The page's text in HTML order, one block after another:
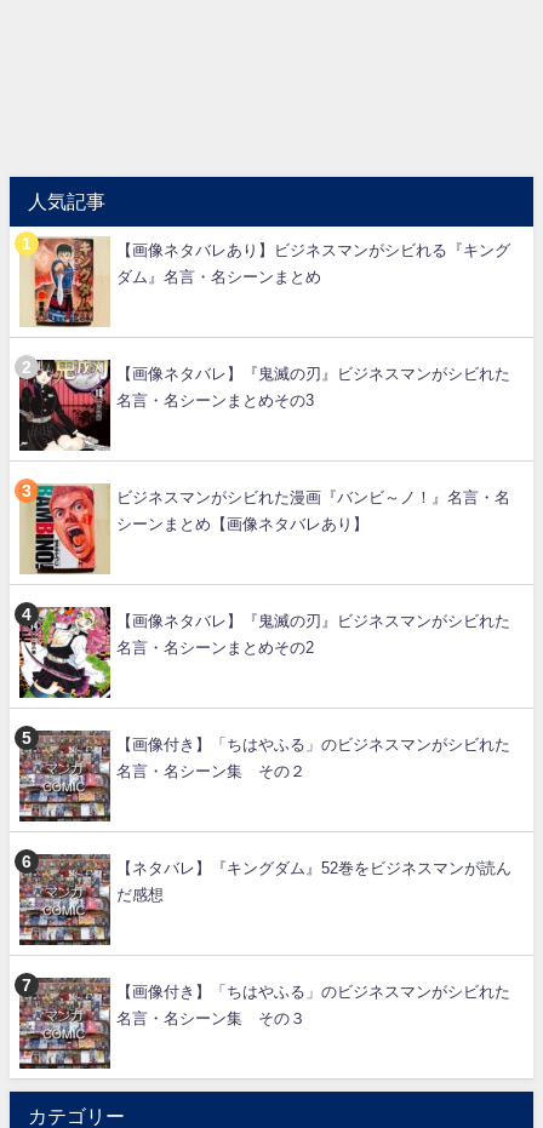
人気記事
【画像ネタバレあり】ビジネスマンがシビれる『キング
ダム』名言・名シーンまとめ
【画像ネタバレ】『鬼滅の刃』ビジネスマンがシビれた
名言・名シーンまとめその3
ビジネスマンがシビれた漫画『バンビ～ノ！』名言・名
シーンまとめ【画像ネタバレあり】
【画像ネタバレ】『鬼滅の刃』ビジネスマンがシビれた
名言・名シーンまとめその2
【画像付き】「ちはやふる」のビジネスマンがシビれた
名言・名シーン集 その２
【ネタバレ】『キングダム』52巻をビジネスマンが読ん
だ感想
【画像付き】「ちはやふる」のビジネスマンがシビれた
名言・名シーン集 その３
カテゴリー